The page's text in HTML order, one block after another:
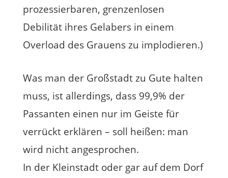
prozessierbaren, grenzenlosen
Debilität ihres Gelabers in einem
Overload des Grauens zu implodieren.)
Was man der Großstadt zu Gute halten
muss, ist allerdings, dass 99,9% der
Passanten einen nur im Geiste für
verrückt erklären – soll heißen: man
wird nicht angesprochen.
In der Kleinstadt oder gar auf dem Dorf